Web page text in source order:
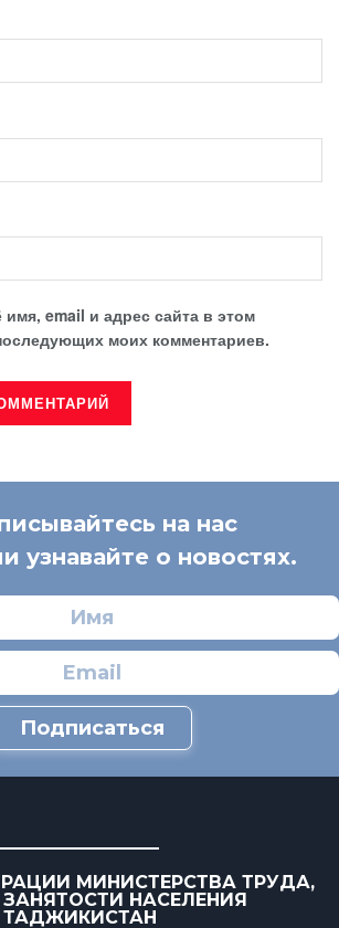
email и адрес сайта в этом
моих комментариев.
на нас
узнавайте о новостях.
Подписаться
МИНИСТЕРСТВА ТРУДА,
НАСЕЛЕНИЯ
ТАДЖИКИСТАН